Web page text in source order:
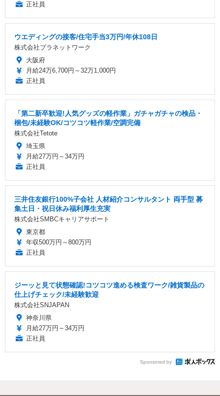
正社員
ウエディングの接客/住宅手当3万円/年休108日
株式会社プラネットワーク
大阪府
月給24万6,700円～32万1,000円
正社員
「第二新卒歓迎!人気グッズの軽作業」ガチャガチャの検品・
梱包/未経験OK/コツコツ軽作業/空調完備
株式会社Tetote
埼玉県
月給27万円～34万円
正社員
三井住友銀行100%子会社 人材紹介コンサルタント 両手型 募
集土日・祝日休み福利厚生充実
株式会社SMBCキャリアサポート
東京都
年収500万円～800万円
正社員
ジーッと見て状態確認!コツコツ進める検査ワーク/雑貨製品の
仕上げチェック/未経験歓迎
株式会社SNJAPAN
神奈川県
月給27万円～34万円
正社員
Sponsored by